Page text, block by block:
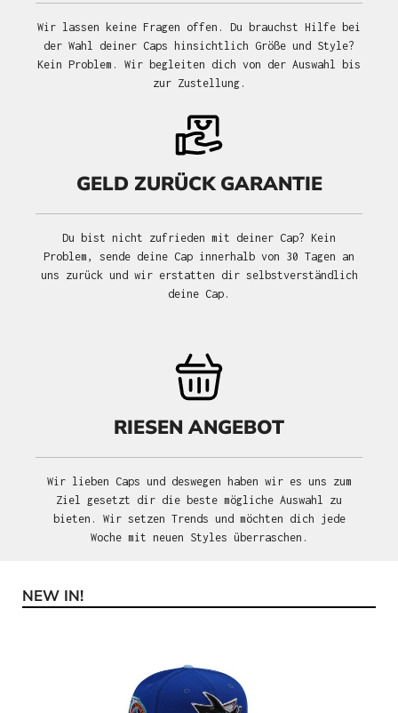
Wir lassen keine Fragen offen. Du brauchst Hilfe bei
der Wahl deiner Caps hinsichtlich Größe und Style?
Kein Problem. Wir begleiten dich von der Auswahl bis
zur Zustellung.
GELD ZURÜCK GARANTIE
Du bist nicht zufrieden mit deiner Cap? Kein
Problem, sende deine Cap innerhalb von 30 Tagen an
uns zurück und wir erstatten dir selbstverständlich
deine Cap.
RIESEN ANGEBOT
Wir lieben Caps und deswegen haben wir es uns zum
Ziel gesetzt dir die beste mögliche Auswahl zu
bieten. Wir setzen Trends und möchten dich jede
Woche mit neuen Styles überraschen.
Produktgalerie überspringen
NEW IN!